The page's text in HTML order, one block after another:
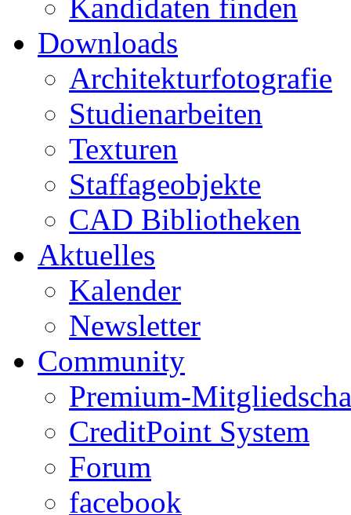
Kandidaten finden
Downloads
Architekturfotografie
Studienarbeiten
Texturen
Staffageobjekte
CAD Bibliotheken
Aktuelles
Kalender
Newsletter
Community
Premium-
CreditPoint System
Forum
facebook